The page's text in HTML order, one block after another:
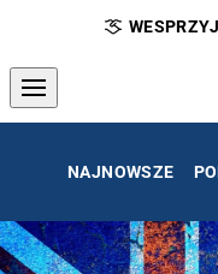
NAJNOWSZE